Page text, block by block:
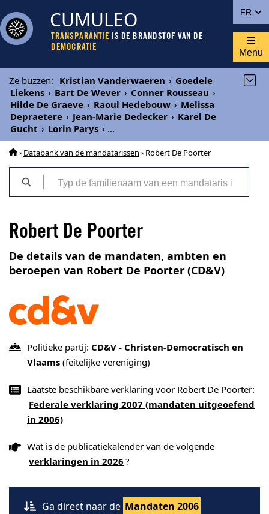
FR
CUMULEO
TRANSPARANTIE IS DE BRANDSTOF VAN DE
DEMOCRATIE
Menu
Ze buzzen: Kristian Vanderwaeren › Goedele
Liekens › Bart De Wever › Conner Rousseau ›
Hilde De Graeve › Raoul Hedebouw › Melissa
Depraetere › Jean-Marie Dedecker › Karel De
Gucht › Lorin Parys › ...
› Databank van de mandatarissen › Robert De Poorter
Robert De Poorter
De details van de mandaten, ambten en
beroepen van Robert De Poorter (CD&V)
Politieke partij: CD&V - Christen-Democratisch en
Vlaams (feitelijke vereniging)
Laatste beschikbare verklaring voor Robert De Poorter:
Federale verklaring 2007 (mandaten uitgeoefend
in 2006)
Wat is de publicatiekalender van de volgende
verklaringen in 2026 ?
Ga direct naar de Mandaten 2006